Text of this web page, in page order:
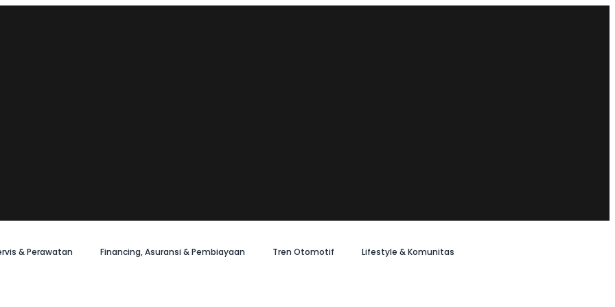
& Perawatan Financing, Asuransi & Pembiayaan Tren Otomotif Lifestyle & Komunitas